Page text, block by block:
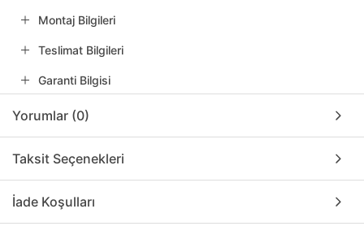
Montaj Bilgileri
Teslimat Bilgileri
Garanti Bilgisi
Yorumlar (0)
Taksit Seçenekleri
İade Koşulları